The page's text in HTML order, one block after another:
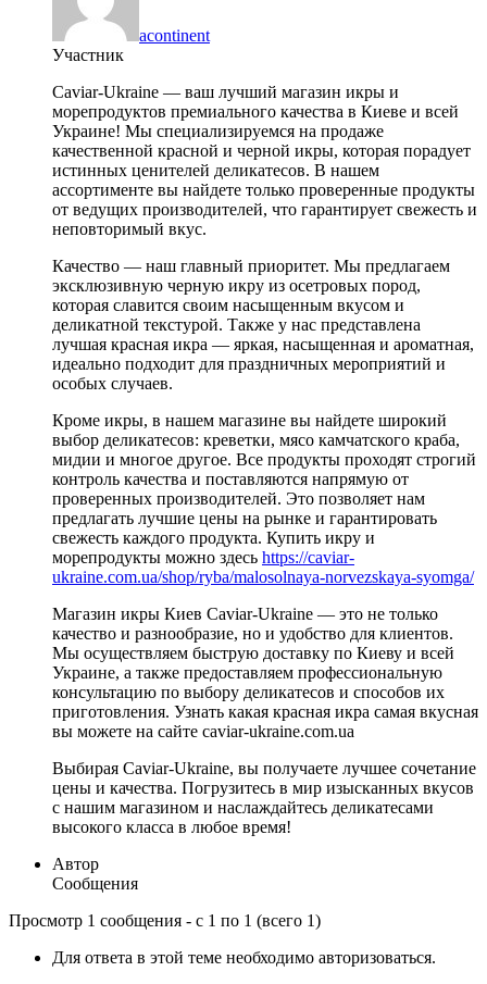
acontinent
Участник
Caviar-Ukraine — ваш лучший магазин икры и
морепродуктов премиального качества в Киеве и всей
Украине! Мы специализируемся на продаже
качественной красной и черной икры, которая порадует
истинных ценителей деликатесов. В нашем
ассортименте вы найдете только проверенные продукты
от ведущих производителей, что гарантирует свежесть и
неповторимый вкус.
Качество — наш главный приоритет. Мы предлагаем
эксклюзивную черную икру из осетровых пород,
которая славится своим насыщенным вкусом и
деликатной текстурой. Также у нас представлена
лучшая красная икра — яркая, насыщенная и ароматная,
идеально подходит для праздничных мероприятий и
особых случаев.
Кроме икры, в нашем магазине вы найдете широкий
выбор деликатесов: креветки, мясо камчатского краба,
мидии и многое другое. Все продукты проходят строгий
контроль качества и поставляются напрямую от
проверенных производителей. Это позволяет нам
предлагать лучшие цены на рынке и гарантировать
свежесть каждого продукта. Купить икру и
морепродукты можно здесь https://caviar-
ukraine.com.ua/shop/ryba/malosolnaya-norvezskaya-syomga/
Магазин икры Киев Caviar-Ukraine — это не только
качество и разнообразие, но и удобство для клиентов.
Мы осуществляем быструю доставку по Киеву и всей
Украине, а также предоставляем профессиональную
консультацию по выбору деликатесов и способов их
приготовления. Узнать какая красная икра самая вкусная
вы можете на сайте caviar-ukraine.com.ua
Выбирая Caviar-Ukraine, вы получаете лучшее сочетание
цены и качества. Погрузитесь в мир изысканных вкусов
с нашим магазином и наслаждайтесь деликатесами
высокого класса в любое время!
Автор
Сообщения
Просмотр 1 сообщения - с 1 по 1 (всего 1)
Для ответа в этой теме необходимо авторизоваться.